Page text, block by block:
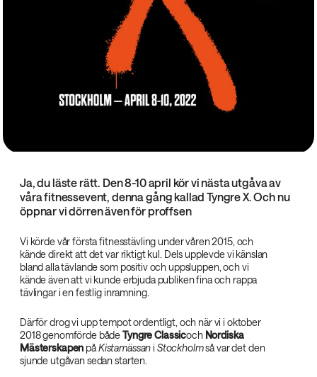
Ja, du läste rätt. Den 8-10 april kör vi nästa utgåva av
våra fitnessevent, denna gång kallad Tyngre X. Och nu
öppnar vi dörren även för proffsen
Vi körde vår första fitnesstävling under våren 2015, och
kände direkt att det var riktigt kul. Dels upplevde vi känslan
bland alla tävlande som positiv och uppsluppen, och vi
kände även att vi kunde erbjuda publiken fina och rappa
tävlingar i en festlig inramning.
Därför drog vi upp tempot ordentligt, och när vi i oktober
2018 genomförde bådeTyngre Classicoch Nordiska
Mästerskapen påKistamässaniStockholmså var det den
sjunde utgåvan sedan starten.